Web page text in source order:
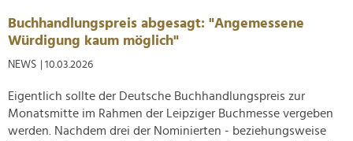
Buchhandlungspreis abgesagt: "Angemessene
Würdigung kaum möglich"
NEWS | 10.03.2026
Eigentlich sollte der Deutsche Buchhandlungspreis zur
Monatsmitte im Rahmen der Leipziger Buchmesse vergeben
werden. Nachdem drei der Nominierten - beziehungsweise